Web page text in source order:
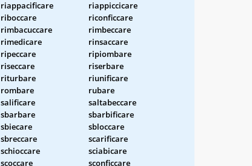
riappacificare
riappiccicare
riboccare
riconficcare
rimbacuccare
rimbeccare
rimedicare
rinsaccare
ripeccare
ripiombare
riseccare
riserbare
riturbare
riunificare
rombare
rubare
salificare
saltabeccare
sbarbare
sbarbificare
sbiecare
sbloccare
sbreccare
scarificare
schioccare
sciabicare
scoccare
sconficcare